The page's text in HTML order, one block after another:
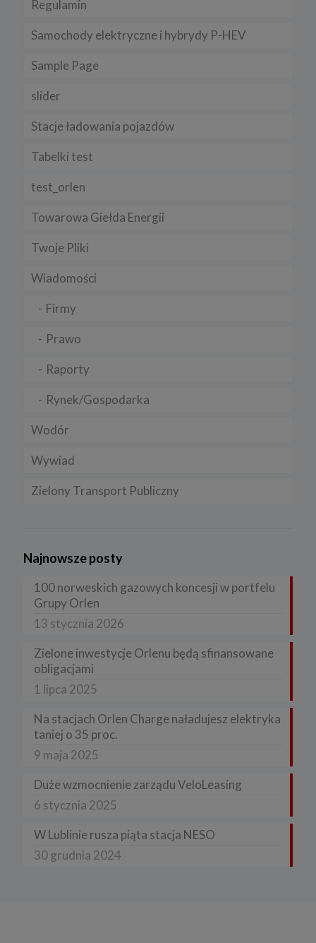
Regulamin
Samochody elektryczne i hybrydy P-HEV
Sample Page
slider
Stacje ładowania pojazdów
Tabelki test
test_orlen
Towarowa Giełda Energii
Twoje Pliki
Wiadomości
Firmy
Prawo
Raporty
Rynek/Gospodarka
Wodór
Wywiad
Zielony Transport Publiczny
Najnowsze posty
100 norweskich gazowych koncesji w portfelu
Grupy Orlen
13 stycznia 2026
Zielone inwestycje Orlenu będą sfinansowane
obligacjami
1 lipca 2025
Na stacjach Orlen Charge naładujesz elektryka
taniej o 35 proc.
9 maja 2025
Duże wzmocnienie zarządu VeloLeasing
6 stycznia 2025
W Lublinie rusza piąta stacja NESO
30 grudnia 2024
technologii może wpłynąć na sposób funkcjonowania naszego
Niniejsza Polityka może być co pewien czas aktualizowana poprzez
Regulamin serwisu